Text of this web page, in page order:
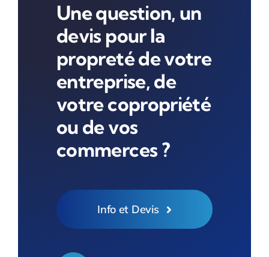
Une question, un
devis pour la
propreté de votre
entreprise, de
votre copropriété
ou de vos
commerces ?
Info et Devis